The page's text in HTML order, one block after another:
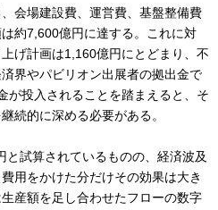
会場建設費、運営費、基盤整備費
約7,600億円に達する。これに対
げ計画は1,160億円にとどまり、不
界やパビリオン出展者の拠出金で
が投入されることを踏まえると、そ
続的に深める必要がある。
試算されているものの、経済波及
用をかけた分だけその効果は大き
産額を足し合わせたフローの数字